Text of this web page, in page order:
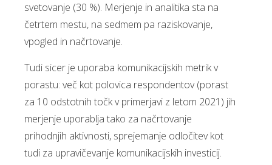
svetovanje (30 %). Merjenje in analitika sta na
četrtem mestu, na sedmem pa raziskovanje,
vpogled in načrtovanje.
Tudi sicer je uporaba komunikacijskih metrik v
porastu: več kot polovica respondentov (porast
za 10 odstotnih točk v primerjavi z letom 2021) jih
merjenje uporablja tako za načrtovanje
prihodnjih aktivnosti, sprejemanje odločitev kot
tudi za upravičevanje komunikacijskih investicij.